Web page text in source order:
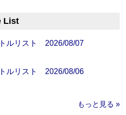
List
ルリスト 2026/08/07
ルリスト 2026/08/06
もっと見る »